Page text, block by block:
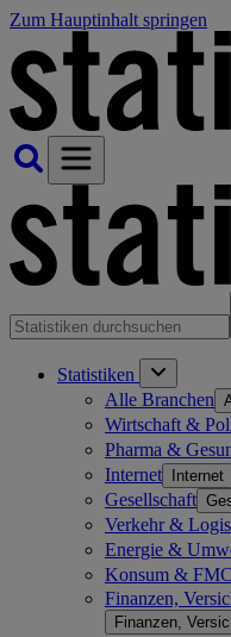
Zum Hauptinhalt springen
Statistiken
Alle Branchen
Wirtschaft &
Pharma &
Internet Internet
Gesellschaft
Verkehr &
Energie &
Konsum &
Finanzen,
Finanzen,